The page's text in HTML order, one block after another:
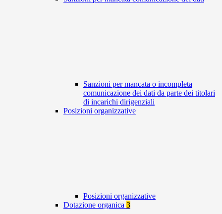
Sanzioni per mancata o incompleta
comunicazione dei dati da parte dei titolari
di incarichi dirigenziali
Posizioni organizzative
Posizioni organizzative
Dotazione organica 3